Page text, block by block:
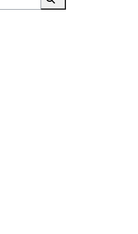
Cerca corsi